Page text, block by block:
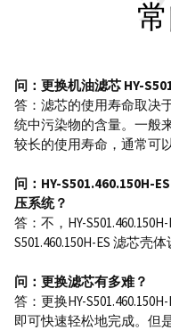
问：更换机油滤芯 HY-
答：滤芯的使用寿命取决
统中污染物的含量。一般来
较长的使用寿命，通常可
问：HY-S501.460.150H-
压系统？
答：不，HY-
S501.460.150H-ES 滤芯壳
问：更换滤芯有多难？
答：更换HY-
即可快速轻松地完成。但